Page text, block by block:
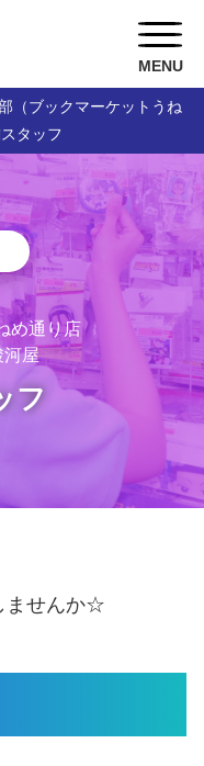
MENU
（ブックマーケットうね
タッフ
め通り店
河屋
フ
ませんか☆